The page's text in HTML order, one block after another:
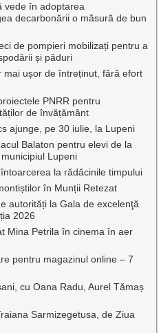
vede în adoptarea
decarbonării o măsură de bun
de pompieri mobilizați pentru a
și păduri
mai ușor de întreținut, fără efort
PNRR pentru
de învățământ
ajunge, pe 30 iulie, la Lupeni
Balaton pentru elevi de la
Lupeni
la rădăcinile timpului
în Munții Retezat
autorități la Gala de excelenţă
2026
Mina Petrila în cinema în aer
pentru magazinul online – 7
cu Oana Radu, Aurel Tămaș
Sarmizegetusa, de Ziua